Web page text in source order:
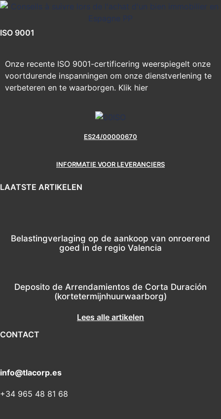
ISO 9001
Onze recente ISO 9001-certificering weerspiegelt onze
voortdurende inspanningen om onze dienstverlening te
verbeteren en te waarborgen. Klik hier
ES24/00000670
INFORMATIE VOOR LEVERANCIERS
LAATSTE ARTIKELEN
Belastingverlaging op de aankoop van onroerend
goed in de regio Valencia
Deposito de Arrendamientos de Corta Duración
(kortetermijnhuurwaarborg)
Lees alle artikelen
CONTACT
info@tlacorp.es
+34 965 48 81 68